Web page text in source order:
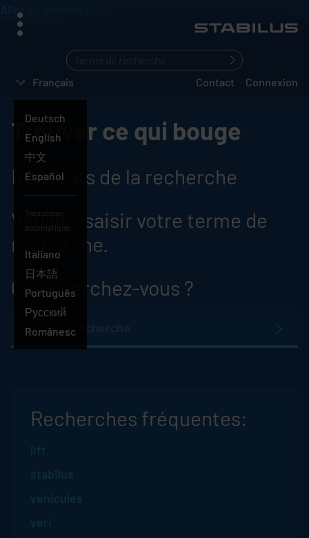
Aller au contenu
menu
Français
Deutsch
English
中文
Español
Traduction
automatique:
Français
Italiano
日本語
Português
Русский
Românesc
Contact Connexion
Trouver ce qui bouge
Résultats de la recherche
Veuillez saisir votre terme de
recherche.
Que cherchez-vous ?
terme
Recherches fréquentes:
lift
stabilus
vehicules
veri
Que
cherchez-
vous